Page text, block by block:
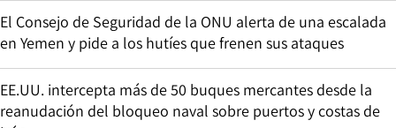
El Consejo de Seguridad de la ONU alerta de una escalada
en Yemen y pide a los hutíes que frenen sus ataques
EE.UU. intercepta más de 50 buques mercantes desde la
reanudación del bloqueo naval sobre puertos y costas de